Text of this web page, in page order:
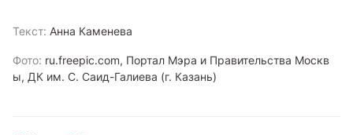
Текст: Анна Каменева
Фото: ru.freepic.com, Портал Мэра и Правительства Москв
ы, ДК им. С. Саид-Галиева (г. Казань)